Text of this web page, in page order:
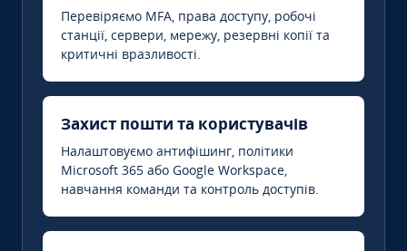
Перевіряємо MFA, права доступу, робочі
станції, сервери, мережу, резервні копії та
критичні вразливості.
Захист пошти та користувачів
Налаштовуємо антифішинг, політики
Microsoft 365 або Google Workspace,
навчання команди та контроль доступів.